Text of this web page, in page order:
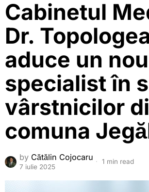
Cabinetul
Dr.
aduce un nou
specialist în
vârstnicilor
comuna
by Cătălin Cojocaru
7 iulie 2025
1 min read